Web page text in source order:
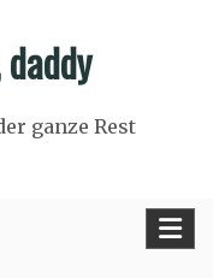
ganze Rest